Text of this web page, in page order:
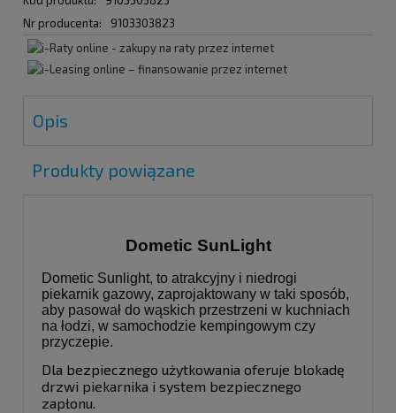
Nr producenta:
9103303823
Opis
Produkty powiązane
Dometic SunLight
Dometic Sunlight, to atrakcyjny i niedrogi
piekarnik gazowy, zaprojaktowany w taki sposób,
aby pasował do wąskich przestrzeni w kuchniach
na łodzi, w samochodzie kempingowym czy
przyczepie.
Dla bezpiecznego użytkowania oferuje blokadę
drzwi piekarnika i system bezpiecznego
zapłonu.